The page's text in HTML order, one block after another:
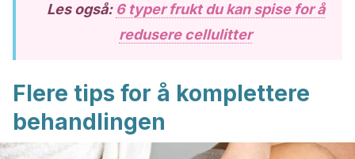
Les også: 6 typer frukt du kan spise for å
redusere cellulitter
Flere tips for å komplettere
behandlingen